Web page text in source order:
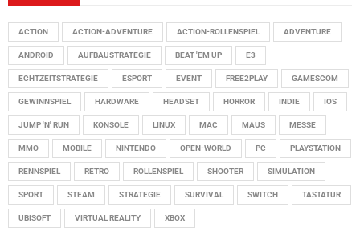
ACTION ACTION-ADVENTURE ACTION-ROLLENSPIEL ADVENTURE
ANDROID AUFBAUSTRATEGIE BEAT 'EM UP E3
ECHTZEITSTRATEGIE ESPORT EVENT FREE2PLAY GAMESCOM
GEWINNSPIEL HARDWARE HEADSET HORROR INDIE IOS
JUMP 'N' RUN KONSOLE LINUX MAC MAUS MESSE
MMO MOBILE NINTENDO OPEN-WORLD PC PLAYSTATION
RENNSPIEL RETRO ROLLENSPIEL SHOOTER SIMULATION
SPORT STEAM STRATEGIE SURVIVAL SWITCH TASTATUR
UBISOFT VIRTUAL REALITY XBOX